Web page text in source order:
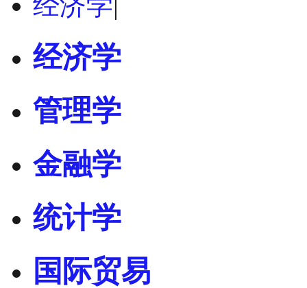
经济学
管理学
金融学
统计学
国际贸易